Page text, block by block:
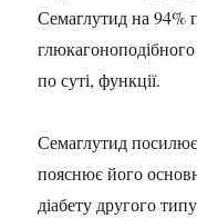
Семаглутид на 94%
по суті, функції.
Семаглутид посилює
пояснює його
діабету другого